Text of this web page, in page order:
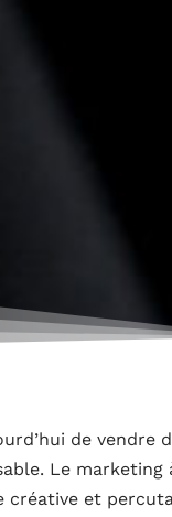
de vendre
Le marketing
créative et